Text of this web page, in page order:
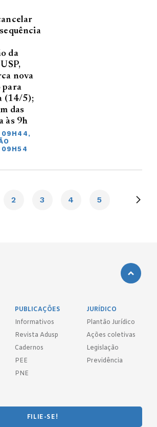
da
nova
para
(14/5);
das
às 9h
2 3 4 5
PUBLICAÇÕES
Informativos
Revista Adusp
Cadernos
PEE
PNE
JURÍDICO
Plantão Jurídico
Ações coletivas
Legislação
Previdência
FILIE-SE!